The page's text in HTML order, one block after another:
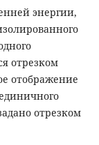
энергии,
отрезком
отображение
отрезком